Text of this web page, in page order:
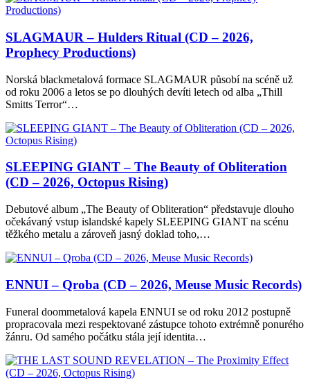
SLAGMAUR – Hulders Ritual (CD – 2026,
Prophecy Productions)
Norská blackmetalová formace SLAGMAUR působí na scéně už
od roku 2006 a letos se po dlouhých devíti letech od alba „Thill
Smitts Terror“…
SLEEPING GIANT – The Beauty of Obliteration
(CD – 2026, Octopus Rising)
Debutové album „The Beauty of Obliteration“ představuje dlouho
očekávaný vstup islandské kapely SLEEPING GIANT na scénu
těžkého metalu a zároveň jasný doklad toho,…
ENNUI – Qroba (CD – 2026, Meuse Music Records)
Funeral doommetalová kapela ENNUI se od roku 2012 postupně
propracovala mezi respektované zástupce tohoto extrémně ponurého
žánru. Od samého počátku stála její identita…